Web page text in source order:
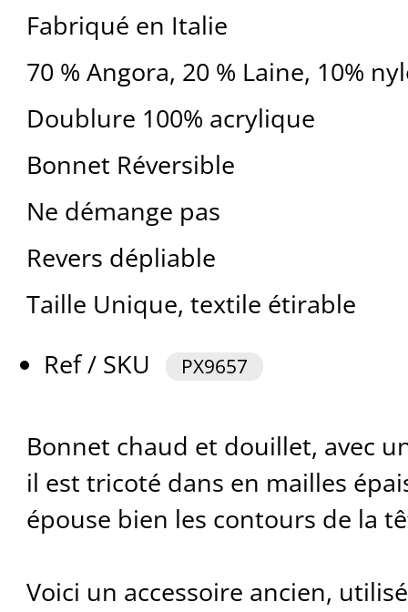
Fabriqué en Italie
70 % Angora, 20 % Laine, 10%
Doublure 100% acrylique
Bonnet Réversible
Ne démange pas
Revers dépliable
Taille Unique, textile étirable
Ref / SKU
PX9657
Bonnet chaud et douillet, avec
il est tricoté dans en mailles
épouse bien les contours de la
Voici un accessoire ancien,